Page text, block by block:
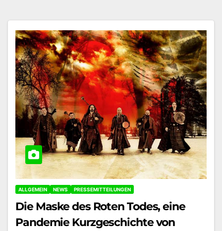
ALLGEMEIN NEWS PRESSEMITTEILUNGEN
Die Maske des Roten Todes, eine
Pandemie Kurzgeschichte von